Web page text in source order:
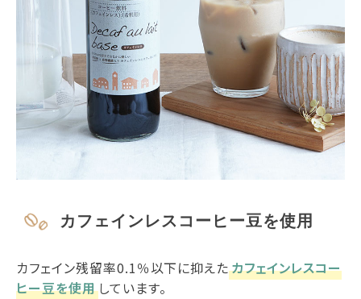
カフェインレスコーヒー豆を使用
カフェイン残留率0.1％以下に抑えたカフェインレスコー
ヒー豆を使用しています。